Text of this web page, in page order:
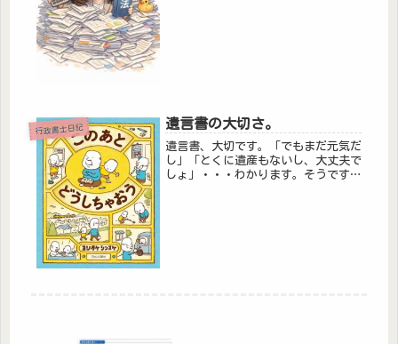
行政書士日記 遺言書の大切さ。
遺言書、大切です。「でもまだ元気だ
し」「とくに遺産もないし、大丈夫で
しょ」・・・わかります。そうですよ